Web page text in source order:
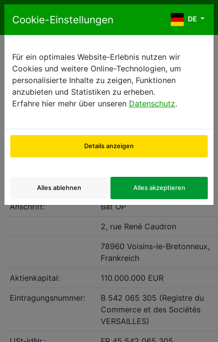
Zum Inhalt springen
Cookie-Einstellungen DE
Für ein optimales Website-Erlebnis nutzen wir
Cookies und weitere Online-Technologien, um
personalisierte Inhalte zu zeigen, Funktionen
anzubieten und Statistiken zu erheben.
Erfahre hier mehr über unseren Datenschutz.
Details anzeigen
Alles ablehnen Alles akzeptieren
DE
Rechtliche Hinweise
1) Betreiber der Website
wie folgt lauten:
Europcar International
Anschrift: Bat OP
2, rue René Caudron
78960 Voisins-le-Bretonneux,
Frankreich
Aktienkapital: 110.000.000 EUR
Eintragungsnummer:
B 542 065 305 (Registre du
Commerce et des Sociétés
VERSAILLES)